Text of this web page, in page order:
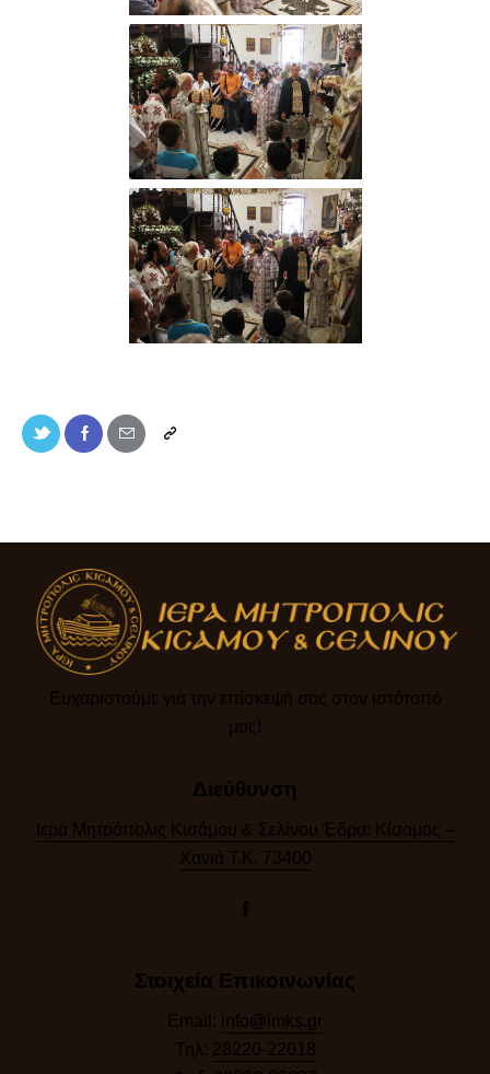
Ευχαριστούμε για την επίσκεψή σας στον ιστότοπό
μας!​
Διεύθυνση
Ιερά Μητρόπολις Κισάμου & Σελίνου Έδρα: Κίσαμος –
Χανιά Τ.Κ. 73400
Στοιχεία Επικοινωνίας
Email: info@imks.gr
Τηλ: 28220-22018